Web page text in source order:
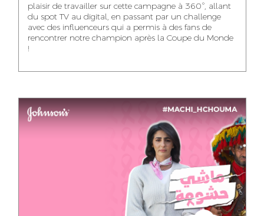
MERYEM OUALHAN
TRAFFIC MANAGER
JABRI AHMED
GRAPHIC
DESIGNER
WISSAL KHALIFI
INFLUENCE
MANAGER
HOUMALY
ILYASS EL ADANI
ART DIRECTOR
MAHA SAKOUT
HEAD OF SOCIAL &
CONTENT
AYOUB HAMMOUDI
MOTION DESIGNER
SAWSANE LAHBIBI
PRODUCTION
DIRECTOR
plaisir de travailler sur cette campagne à 360°, allant
du spot TV au digital, en passant par un challenge
avec des influenceurs qui a permis à des fans de
rencontrer notre champion après la Coupe du Monde
!